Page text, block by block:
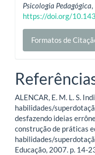
Psicologia Pedagógica,
https://doi.org/
Formatos de
ALENCAR, E. M. L. S.
habilidades/
desfazendo ideias
construção de práticas
habilidades/
Educação, 2007. p. 14-